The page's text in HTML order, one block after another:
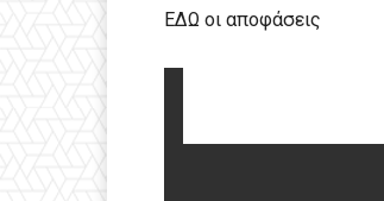
ΕΔΩ οι αποφάσεις